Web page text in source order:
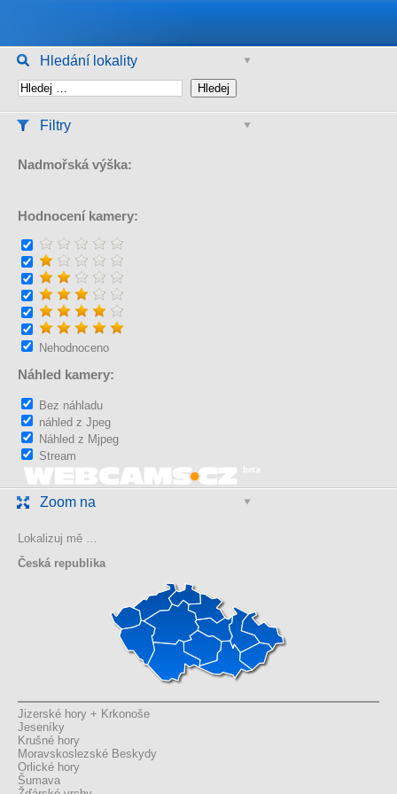
Hledání lokality
Filtry
Nadmořská výška:
Hodnocení kamery:
Nehodnoceno
Náhled kamery:
Bez náhladu
náhled z Jpeg
Náhled z Mjpeg
Stream
Zoom na
Lokalizuj mě …
Česká republika
Jizerské hory + Krkonoše
Jeseníky
Krušné hory
Moravskoslezské Beskydy
Orlické hory
Šumava